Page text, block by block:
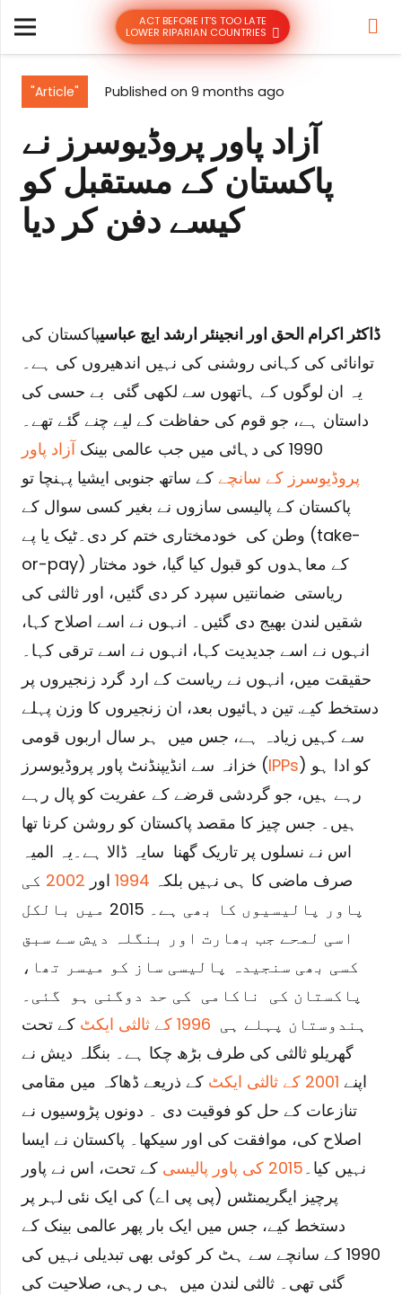
ACT BEFORE IT’S TOO LATE
LOWER RIPARIAN COUNTRIES
"Article" Published on 9 months ago
آزاد پاور پروڈیوسرز نے
پاکستان کے مستقبل کو
کیسے دفن کر دیا
ڈاکٹر اکرام الحق اور انجینئر ارشد ایچ عباسیپاکستان کی
توانائی کی کہانی روشنی کی نہیں اندھیروں کی ہے۔
یہ ان لوگوں کے ہاتھوں سے لکھی گئی بے حسی کی
داستان ہے، جو قوم کی حفاظت کے لیے چنے گئے تھے۔
1990 کی دہائی میں جب عالمی بینک
آزاد پاور
پروڈیوسرز کے سانچے کے ساتھ جنوبی ایشیا پہنچا تو
پاکستان کے پالیسی سازوں نے بغیر کسی سوال کے
وطن کی خودمختاری ختم کر دی۔ٹیک یا پے (take-
or-pay) کے معاہدوں کو قبول کیا گیا، خود مختار
ریاستی ضمانتیں سپرد کر دی گئیں، اور ثالثی کی
شقیں لندن بھیج دی گئیں۔ انہوں نے اسے اصلاح کہا،
انہوں نے اسے جدیدیت کہا، انہوں نے اسے ترقی کہا۔
حقیقت میں، انہوں نے ریاست کے ارد گرد زنجیروں پر
دستخط کیے. تین دہائیوں بعد، ان زنجیروں کا وزن پہلے
سے کہیں زیادہ ہے، جس میں ہر سال اربوں قومی
خزانہ سے انڈیپنڈنٹ پاور پروڈیوسرز (IPPs) کو ادا ہو
رہے ہیں، جو گردشی قرضے کے عفریت کو پال رہے
ہیں۔ جس چیز کا مقصد پاکستان کو روشن کرنا تھا
اس نے نسلوں پر تاریک گھنا سایہ ڈالا ہے۔یہ المیہ
صرف ماضی کا ہی نہیں بلکہ 1994 اور 2002 کی
پاور پالیسیوں کا بھی ہے۔ 2015 میں بالکل
اسی لمحے جب بھارت اور بنگلہ دیش سے سبق
کسی بھی سنجیدہ پالیسی ساز کو میسر تھا،
پاکستان کی ناکامی کی حد دوگنی ہو گئی۔
ہندوستان پہلے ہی 1996 کے ثالثی ایکٹ
کے تحت
گھریلو ثالثی کی طرف بڑھ چکا ہے۔ بنگلہ دیش نے
اپنے 2001 کے ثالثی ایکٹ
کے ذریعے ڈھاکہ میں مقامی
تنازعات کے حل کو فوقیت دی ۔ دونوں پڑوسیوں نے
اصلاح کی، موافقت کی اور سیکھا۔ پاکستان نے ایسا
نہیں کیا۔2015 کی پاور پالیسی
کے تحت، اس نے پاور
پرچیز ایگریمنٹس (پی پی اے) کی ایک نئی لہر پر
دستخط کیے، جس میں ایک بار پھر عالمی بینک کے
1990 کے سانچے سے ہٹ کر کوئی بھی تبدیلی نہیں کی
گئی تھی۔ ثالثی لندن میں ہی رہی، صلاحیت کی